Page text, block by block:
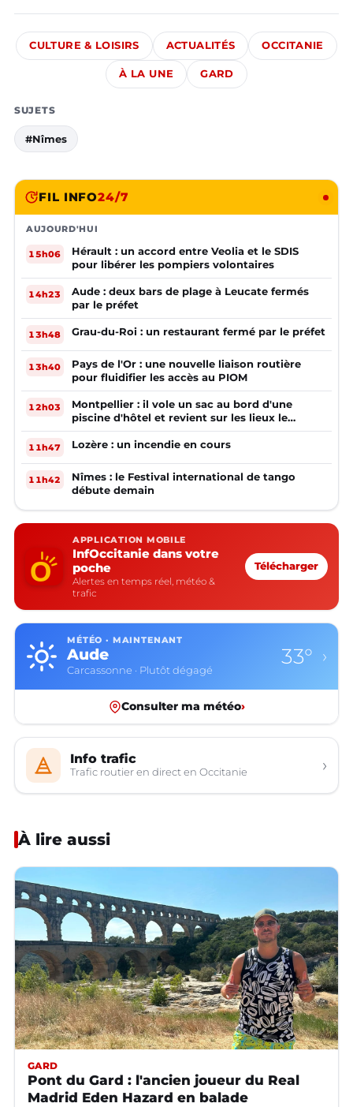
CULTURE & LOISIRS ACTUALITÉS OCCITANIE
À LA UNE GARD
SUJETS
#Nîmes
FIL INFO24/7
AUJOURD'HUI
15h06
Hérault : un accord entre Veolia et le SDIS
pour libérer les pompiers volontaires
14h23
Aude : deux bars de plage à Leucate fermés
par le préfet
13h48 Grau-du-Roi : un restaurant fermé par le préfet
13h40
Pays de l'Or : une nouvelle liaison routière
pour fluidifier les accès au PIOM
12h03
Montpellier : il vole un sac au bord d'une
piscine d'hôtel et revient sur les lieux le
lendemain
11h47 Lozère : un incendie en cours
11h42
Nîmes : le Festival international de tango
débute demain
APPLICATION MOBILE
InfOccitanie dans votre
poche
Alertes en temps réel, météo &
trafic
Télécharger
MÉTÉO · MAINTENANT
Aude
Carcassonne · Plutôt dégagé
33° ›
Consulter ma météo›
Info trafic
Trafic routier en direct en Occitanie ›
À lire aussi
GARD
Pont du Gard : l'ancien joueur du Real
Madrid Eden Hazard en balade